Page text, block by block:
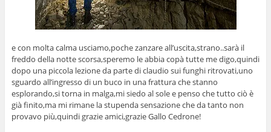
e con molta calma usciamo,poche zanzare all’uscita,strano..sarà il
freddo della notte scorsa,speremo le abbia copà tutte me digo,quindi
dopo una piccola lezione da parte di claudio sui funghi ritrovati,uno
sguardo all’ingresso di un buco in una frattura che stanno
esplorando,si torna in malga,mi siedo al sole e penso che tutto ciò è
già finito,ma mi rimane la stupenda sensazione che da tanto non
provavo più,quindi grazie amici,grazie Gallo Cedrone!